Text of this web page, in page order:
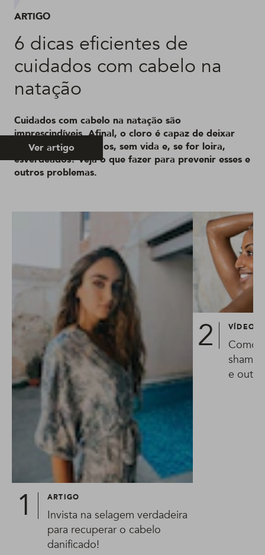
ARTIGO
6 dicas eficientes de
cuidados com cabelo na
natação
Cuidados com cabelo na natação são
imprescindíveis. Afinal, o cloro é capaz de deixar
seus fios desidratados, sem vida e, se for loira,
esverdeados! Veja o que fazer para prevenir esses e
outros problemas.
Ver artigo
ARTIGO
Invista na selagem verdadeira
para recuperar o cabelo
danificado!
VÍDEO
Como
e